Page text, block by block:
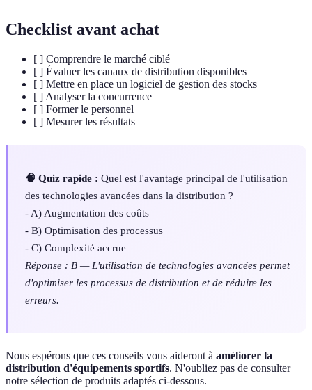
Checklist avant achat
[ ] Comprendre le marché ciblé
[ ] Évaluer les canaux de distribution disponibles
[ ] Mettre en place un logiciel de gestion des stocks
[ ] Analyser la concurrence
[ ] Former le personnel
[ ] Mesurer les résultats
🧠 Quiz rapide : Quel est l'avantage principal de l'utilisation
des technologies avancées dans la distribution ?
- A) Augmentation des coûts
- B) Optimisation des processus
- C) Complexité accrue
Réponse : B — L'utilisation de technologies avancées permet
d'optimiser les processus de distribution et de réduire les
erreurs.
Nous espérons que ces conseils vous aideront à améliorer la
distribution d'équipements sportifs. N'oubliez pas de consulter
notre sélection de produits adaptés ci-dessous.